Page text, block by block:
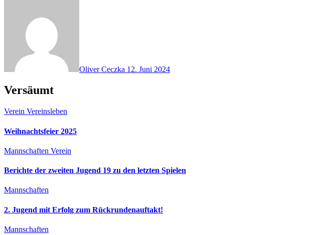
Oliver Ceczka 12. Juni 2024
Versäumt
Verein Vereinsleben
Weihnachtsfeier 2025
Mannschaften Verein
Berichte der zweiten Jugend 19 zu den letzten Spielen
Mannschaften
2. Jugend mit Erfolg zum Rückrundenauftakt!
Mannschaften